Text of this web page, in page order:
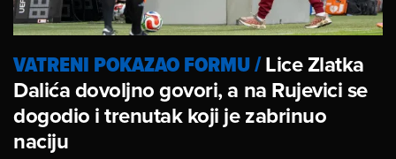
VATRENI POKAZAO FORMU/Lice Zlatka
Dalića dovoljno govori, a na Rujevici se
dogodio i trenutak koji je zabrinuo
naciju